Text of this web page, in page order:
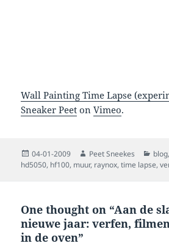
Wall Painting Time Lapse
Sneaker Peet onVimeo.
Posted
on
04-01-2009 Author
Peet Sneekes blog
hd5050, hf100, muur, raynox,time lapse,
One thought on “Aan de
nieuwe jaar: verfen,
in de oven”